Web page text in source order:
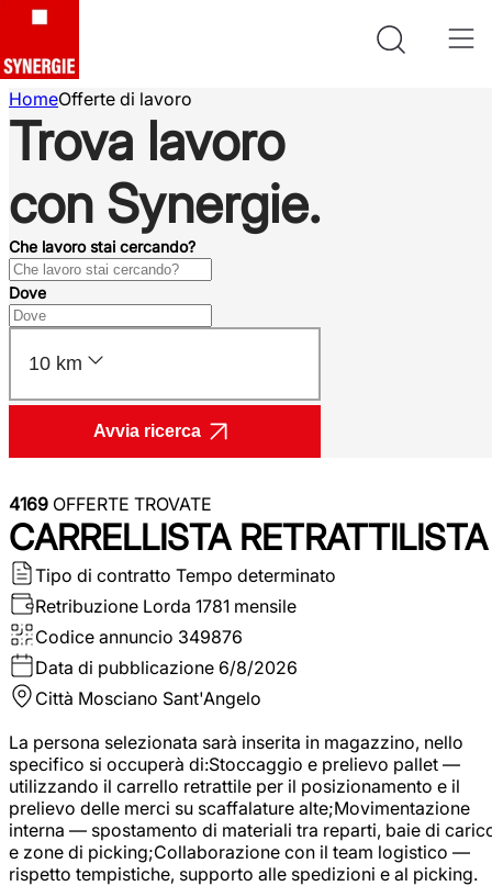
HomeOfferte di lavoro
Trova lavoro
con Synergie.
Che lavoro stai cercando?
Dove
10 km
Avvia ricerca
4169 OFFERTE TROVATE
CARRELLISTA RETRATTILISTA
Tipo di contratto Tempo determinato
Retribuzione Lorda 1781 mensile
Codice annuncio 349876
Data di pubblicazione 6/8/2026
Città Mosciano Sant'Angelo
La persona selezionata sarà inserita in magazzino, nello
specifico si occuperà di:Stoccaggio e prelievo pallet —
utilizzando il carrello retrattile per il posizionamento e il
prelievo delle merci su scaffalature alte;Movimentazione
interna — spostamento di materiali tra reparti, baie di
e zone di picking;Collaborazione con il team logistico —
rispetto tempistiche, supporto alle spedizioni e al picking.